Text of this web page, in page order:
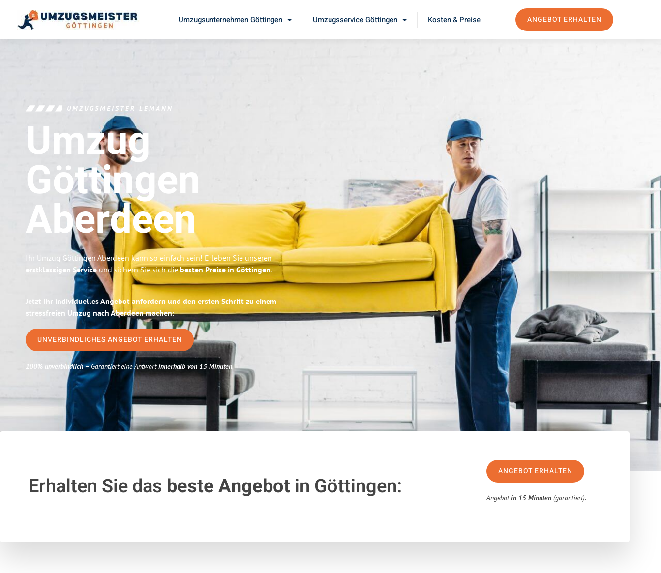
Umzugsunternehmen Göttingen Umzugsservice Göttingen Kosten & Preise ANGEBOT ERHALTEN
UMZUGSMEISTER LEMANN
Umzug
Göttingen
Aberdeen
Ihr Umzug Göttingen Aberdeen kann so einfach sein! Erleben Sie unseren
erstklassigen Serviceund sichern Sie sich diebesten Preise in Göttingen.
Jetzt Ihr individuelles Angebot anfordern und den ersten Schritt zu einem
stressfreien Umzug nach Aberdeen machen:
UNVERBINDLICHES ANGEBOT ERHALTEN
100% unverbindlich– Garantiert eine Antwortinnerhalb von 15 Minuten.
Erhalten Sie das beste Angebotin Göttingen:
ANGEBOT ERHALTEN
Angebotin 15 Minuten (garantiert).